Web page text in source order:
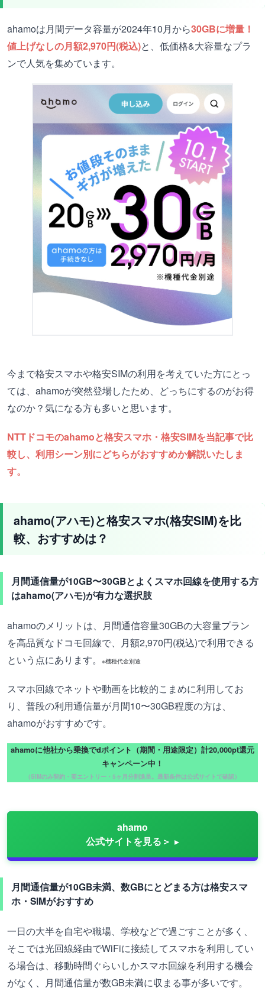
ahamoは月間データ容量が2024年10月から30GBに増量！
値上げなしの月額2,970円(税込)と、低価格&大容量なプラ
ンで人気を集めています。
今まで格安スマホや格安SIMの利用を考えていた方にとっ
ては、ahamoが突然登場したため、どっちにするのがお得
なのか？気になる方も多いと思います。
NTTドコモのahamoと格安スマホ・格安SIMを当記事で比
較し、利用シーン別にどちらがおすすめか解説いたしま
す。
ahamo(アハモ)と格安スマホ(格安SIM)を比
較、おすすめは？
月間通信量が10GB〜30GBとよくスマホ回線を使用する方
はahamo(アハモ)が有力な選択肢
ahamoのメリットは、月間通信容量30GBの大容量プラン
を高品質なドコモ回線で、月額2,970円(税込)で利用できる
という点にあります。
※機種代金別途
スマホ回線でネットや動画を比較的こまめに利用してお
り、普段の利用通信量が月間10〜30GB程度の方は、
ahamoがおすすめです。
ahamoに他社から乗換でdポイント（期間・用途限定）計20,000pt還元
キャンペーン中！
（SIMのみ契約・要エントリー・5ヶ月分割進呈。最新条件は公式サイトで確認）
ahamo
公式サイトを見る＞
月間通信量が10GB未満、数GBにとどまる方は格安スマ
ホ・SIMがおすすめ
一日の大半を自宅や職場、学校などで過ごすことが多く、
そこでは光回線経由でWiFiに接続してスマホを利用してい
る場合は、移動時間ぐらいしかスマホ回線を利用する機会
がなく、月間通信量が数GB未満に収まる事が多いです。